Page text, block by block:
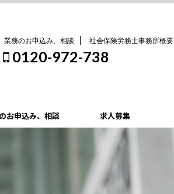
業務のお申込み、相談 社会保険労務士事務所概要
0120-972-738
お申込み、相談 求人募集